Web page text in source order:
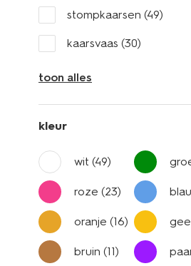
stompkaarsen (49)
kaarsvaas (30)
toon alles
kleur
wit (49)
roze (23)
oranje (16)
bruin (11)